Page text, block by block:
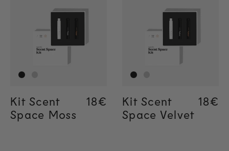
Kit Scent
Space Moss
Regular price
18€
Regular price
18€
Kit Scent
Space Velvet
18€
18€